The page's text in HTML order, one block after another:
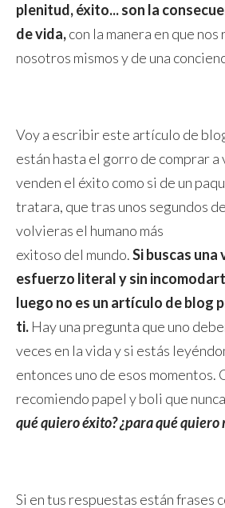
plenitud, éxito... son la
de vida,con la manera en que
nosotros mismos y de una
Voy a escribir este artículo de
están hasta el gorro de comprar a
venden el éxito como si de un
tratara, que tras unos segundos
volvieras el humano más
exitoso del mundo.Si buscas una
esfuerzo literal y sin
luego no es un artículo de blog
ti. Hay una pregunta que uno
veces en la vida y si estás
entonces uno de esos momentos.
recomiendo papel y boli que
qué quiero éxito? ¿para qué quiero
Si en tus respuestas están frases